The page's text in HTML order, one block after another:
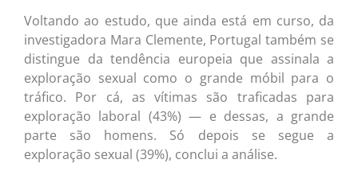
Voltando ao estudo, que ainda está em curso, da
investigadora Mara Clemente, Portugal também se
distingue da tendência europeia que assinala a
exploração sexual como o grande móbil para o
tráfico. Por cá, as vítimas são traficadas para
exploração laboral (43%) — e dessas, a grande
parte são homens. Só depois se segue a
exploração sexual (39%), conclui a análise.